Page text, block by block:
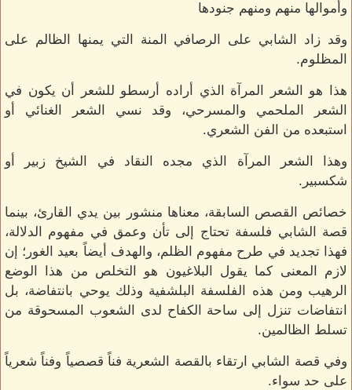
وأموالها منهم ومنهم جنودها
وقد زاد الشابي على الرصافي المنة التي يمنها الظالم على
المظلوم.
هذا هو الشعر المرآة الذي أراده أرسطو للشعر أن يكون في
الشعر الملحمي والمسرحي، وقد نسي الشعر الغنائي أو
استبعده من الفن الشعري.
وهذا الشعر المرآة الذي مجده النقاد في الشيخ زبير أو
شكسبير.
خصائص القصص السابقة، معناها منشور بين يدي القارئ، بينما
قصة الشابي فلسفة تحتاج إلى تأن وعمق في مفهوم الدلالة،
فهذا تجديد في طرح مفهوم الظلم، والهدف أيضاً بعيد الغور؛ إن
لازم المعنى كما يقول البلاغيون هو التخلص من هذا الوضع
الرهيب ومن هذه الفلسفة البلشفية وذلك يوحي بانتفاضة، بل
انتفاضات تنزل إلى ساحة الكفاح لدى الشعوب المسحوقة من
تسلط الظالمين.
وفي قصة الشابي ارتقاء بالقصة الشعرية فناً قصصياً وفناً شعرياً
على حد سواء.